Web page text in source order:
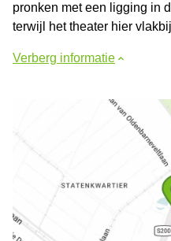
pronken met een ligging in
terwijl het theater hier
Verberg informatie